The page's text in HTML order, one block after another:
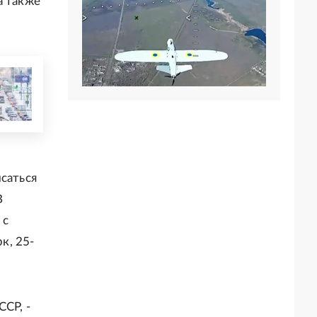
25-
-